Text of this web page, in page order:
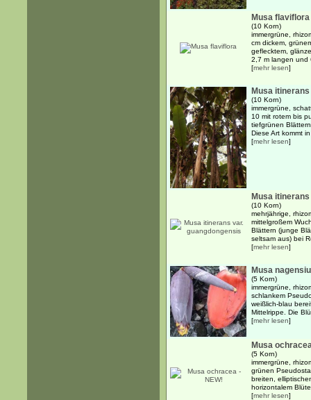
Musa flaviflora
(10 Korn)
immergrüne,
cm dickem,
geflecktem,
2,7 m langen und
[mehr lesen]
Musa
(10 Korn)
immergrüne,
10 mit rotem bis
tiefgrünen
Diese Art kommt
[mehr lesen]
Musa
(10 Korn)
mehrjährige,
mittelgroßem
Blättern (junge
seltsam aus) bei
[mehr lesen]
Musa
(5 Korn)
immergrüne,
schlankem
weißlich-blau
Mittelrippe. Die
[mehr lesen]
Musa
(5 Korn)
immergrüne,
grünen
breiten,
horizontalem
[mehr lesen]